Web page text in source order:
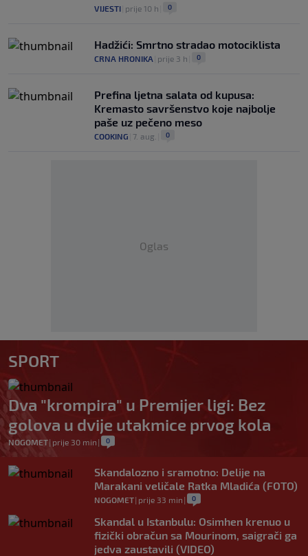
VIJESTI prije 10 h 0
Hadžići: Smrtno stradao motociklista
CRNA HRONIKA prije 3 h 0
Prefina ljetna salata od kupusa:
Kremasto savršenstvo koje najbolje
paše uz pečeno meso
COOKING 7. aug. 0
Oglas
SPORT
Dva "krompira" u Premijer ligi: Bez
golova u dvije utakmice prvog kola
NOGOMET| prije 30 min | 0
Skandalozno i sramotno: Delije na
Marakani veličale Ratka Mladića (FOTO)
NOGOMET| prije 33 min | 0
Skandal u Istanbulu: Osimhen krenuo u
fizički obračun sa Mourinom, saigrači ga
jedva zaustavili (VIDEO)